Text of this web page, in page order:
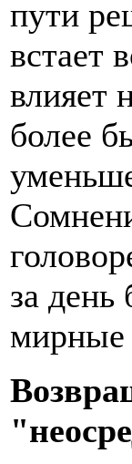
пути
встает
влияет
более
за
мирные